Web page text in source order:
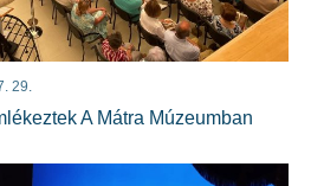
29.
A Mátra Múzeumban